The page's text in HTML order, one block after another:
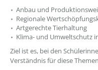
Anbau und
Regionale
Artgerechte Tierhaltung
Klima- und Umweltschutz
Ziel ist es, bei den
Verständnis für diese